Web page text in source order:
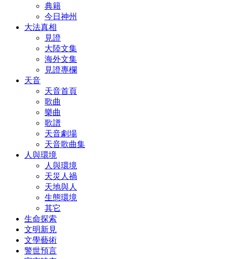
典籍
今日神州
大法真相
見證
大陸文集
海外文集
見證專欄
天音
天音首頁
歌曲
樂曲
歌譜
天音劇場
天音歌曲集
人與環境
人與環境
天災人禍
天地與人
生態環境
其它
生命探索
文明新見
文學藝術
警世預言